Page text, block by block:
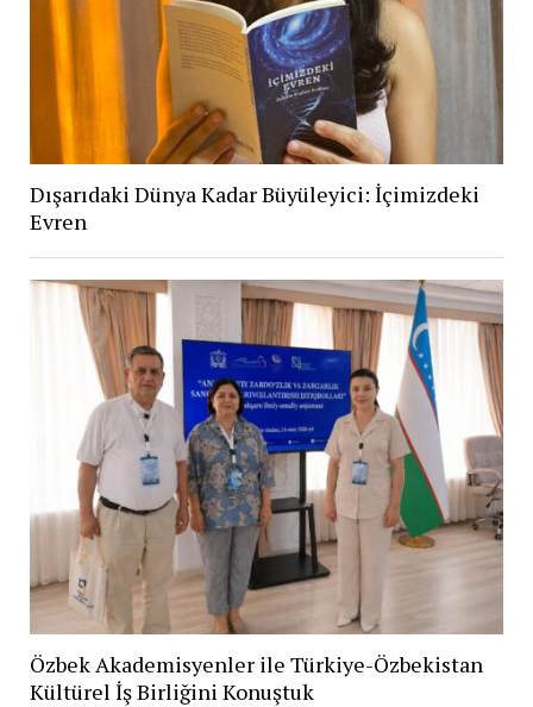
Dışarıdaki Dünya Kadar Büyüleyici: İçimizdeki
Evren
Özbek Akademisyenler ile Türkiye-Özbekistan
Kültürel İş Birliğini Konuştuk